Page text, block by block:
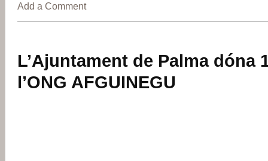
Add a Comment
L’Ajuntament de Palma dóna
l’ONG AFGUINEGU